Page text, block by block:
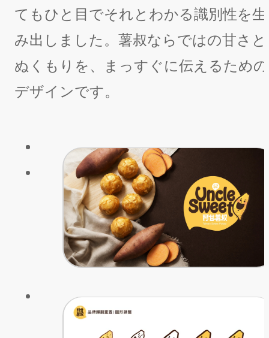
てもひと目でそれとわかる識別性を生
み出しました。薯叔ならではの甘さと
ぬくもりを、まっすぐに伝えるための
デザインです。